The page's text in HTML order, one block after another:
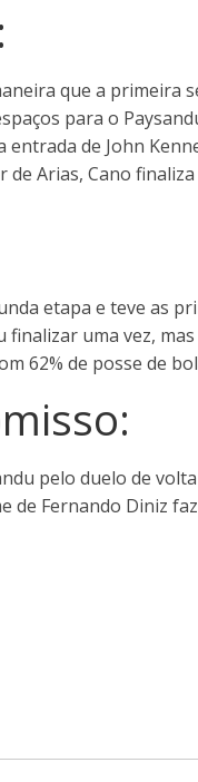
que a primeira
para o
de John
Arias, Cano
etapa e teve as
finalizar uma vez,
62% de posse de
pelo duelo de
de Fernando Diniz